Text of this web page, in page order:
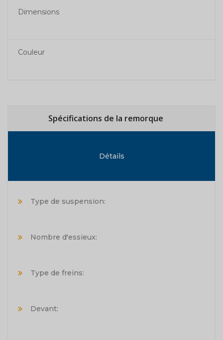
Dimensions
Couleur
Spécifications de la remorque
Détails
Type de suspension:
Nombre d'essieux:
Type de freins:
Devant: